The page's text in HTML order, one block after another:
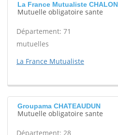
La France Mutualiste CHALON
Mutuelle obligatoire sante
Département: 71
mutuelles
La France Mutualiste
Groupama CHATEAUDUN
Mutuelle obligatoire sante
Département: 28